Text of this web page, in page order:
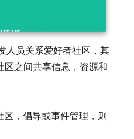
人员关系爱好者社区，其
区之间共享信息，资源和
，倡导或事件管理，则